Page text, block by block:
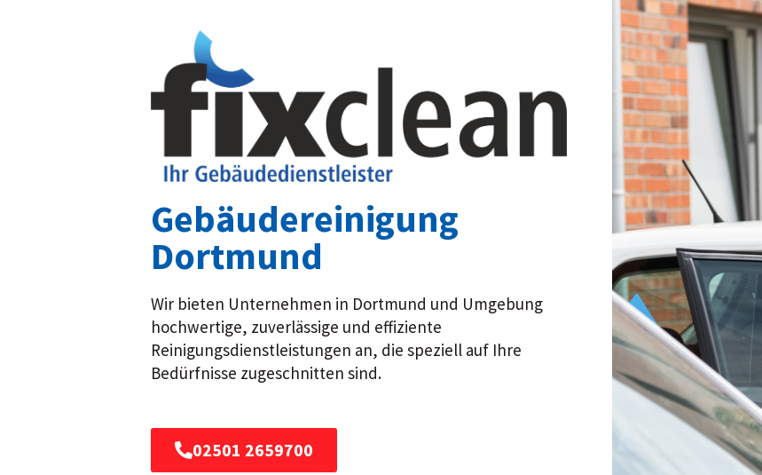
Gebäudereinigung
Dortmund
Wir bieten Unternehmen in Dortmund und Umgebung
hochwertige, zuverlässige und effiziente
Reinigungsdienstleistungen an, die speziell auf Ihre
Bedürfnisse zugeschnitten sind.
02501 2659700